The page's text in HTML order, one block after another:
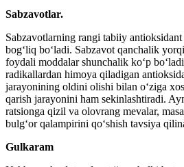
Sabzavotlar.
Sabzavotlarning rangi tabiiy
bog‘liq bo‘ladi. Sabzavot qanchalik
foydali moddalar shunchalik ko‘p
radikallardan himoya qiladigan
jarayonining oldini olishi bilan o‘ziga
qarish jarayonini ham sekinlashtiradi.
ratsionga qizil va olovrang mevalar,
bulg‘or qalampirini qo‘shish tavsiya
Gulkaram